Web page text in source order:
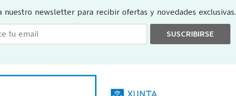
nuestro newsletter para recibir ofertas y novedades exclusivas.
SUSCRIBIRSE